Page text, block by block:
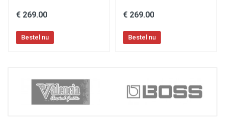
€ 269.00 € 269.00